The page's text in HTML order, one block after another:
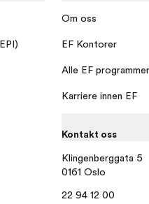
Om oss
EF Kontorer
Alle EF programmer
Karriere innen EF
Kontakt oss
Klingenberggata 5
0161 Oslo
22 94 12 00